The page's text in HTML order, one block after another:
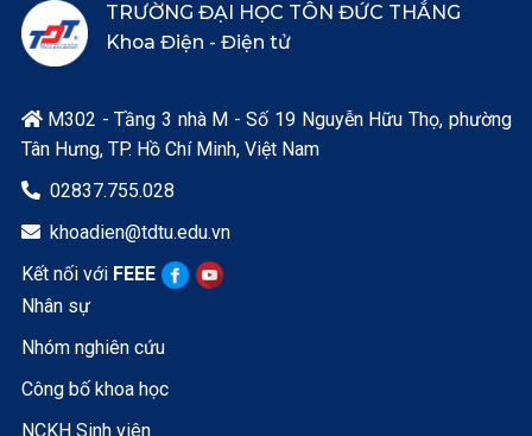
TRƯỜNG ĐẠI HỌC TÔN ĐỨC THẮNG
Khoa Điện - Điện tử
M302 - Tầng 3 nhà M - Số 19 Nguyễn Hữu Thọ, phường
Tân Hưng, TP. Hồ Chí Minh, Việt Nam
 02837.755.028
 khoadien@tdtu.edu.vn
Kết nối với FEEE
Nhân sự
Nhóm nghiên cứu
Công bố khoa học
NCKH Sinh viên